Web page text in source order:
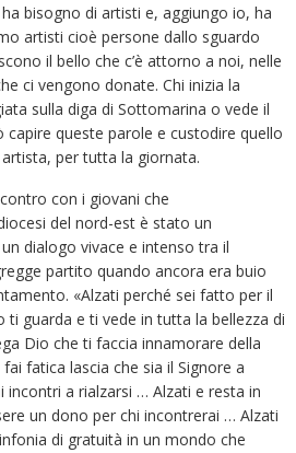
bisogno di artisti e, aggiungo io, ha
artisti cioè persone dallo sguardo
il bello che c’è attorno a noi, nelle
ci vengono donate. Chi inizia la
sulla diga di Sottomarina o vede il
queste parole e custodire quello
per tutta la giornata.
con i giovani che
del nord-est è stato un
dialogo vivace e intenso tra il
partito quando ancora era buio
«Alzati perché sei fatto per il
guarda e ti vede in tutta la bellezza di
Dio che ti faccia innamorare della
fatica lascia che sia il Signore a
incontri a rialzarsi … Alzati e resta in
un dono per chi incontrerai … Alzati
di gratuità in un mondo che